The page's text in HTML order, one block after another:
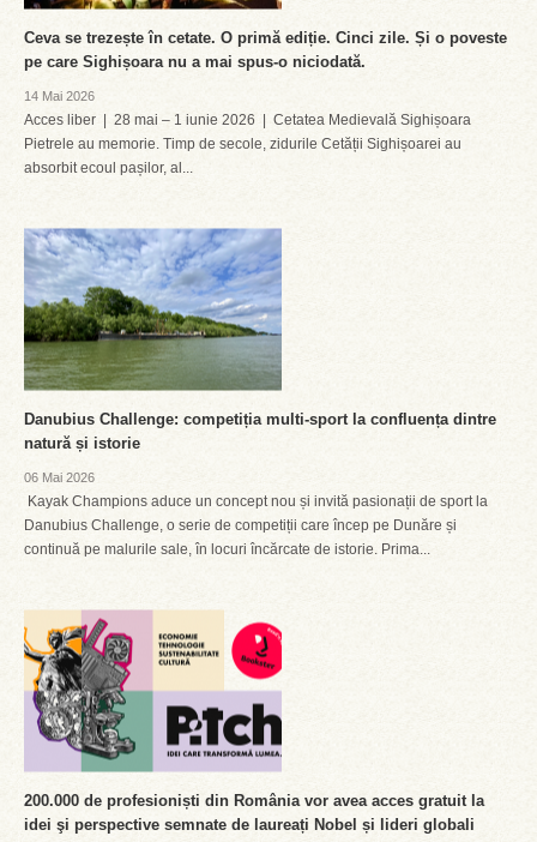
Ceva se trezește în cetate. O primă ediție. Cinci zile. Și o poveste
pe care Sighișoara nu a mai spus-o niciodată.
14 Mai 2026
Acces liber | 28 mai – 1 iunie 2026 | Cetatea Medievală Sighișoara
Pietrele au memorie. Timp de secole, zidurile Cetății Sighișoarei au
absorbit ecoul pașilor, al...
Danubius Challenge: competiția multi-sport la confluența dintre
natură și istorie
06 Mai 2026
Kayak Champions aduce un concept nou și invită pasionații de sport la
Danubius Challenge, o serie de competiții care încep pe Dunăre și
continuă pe malurile sale, în locuri încărcate de istorie. Prima...
200.000 de profesioniști din România vor avea acces gratuit la
idei şi perspective semnate de laureați Nobel și lideri globali